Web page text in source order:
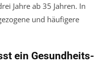
Jahre ab 35 Jahren. In
und häufigere
ein Gesundheits-